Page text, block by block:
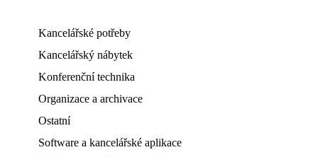
Kancelářské potřeby
Kancelářský nábytek
Konferenční technika
Organizace a archivace
Ostatní
Software a kancelářské aplikace